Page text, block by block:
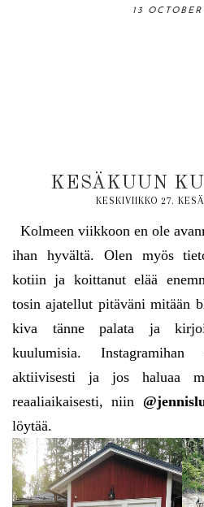
13
0631 AUGUST
18 AUGUST
KESÄKUUN
KESKIVIIKKO 27.
Kolmeen viikkoon en ole
ihan hyvältä. Olen myös
kotiin ja koittanut elää
tosin ajatellut pitäväni mitään
kiva tänne palata ja
kuulumisia.
aktiivisesti ja jos haluaa
reaaliaikaisesti, niin
löytää.